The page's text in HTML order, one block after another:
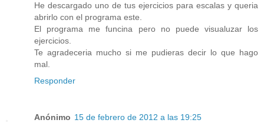
He descargado uno de tus ejercicios para escalas y queria
abrirlo con el programa este.
El programa me funcina pero no puede visualuzar los
ejercicios.
Te agradeceria mucho si me pudieras decir lo que hago
mal.
Responder
Anónimo 15 de febrero de 2012 a las 19:25